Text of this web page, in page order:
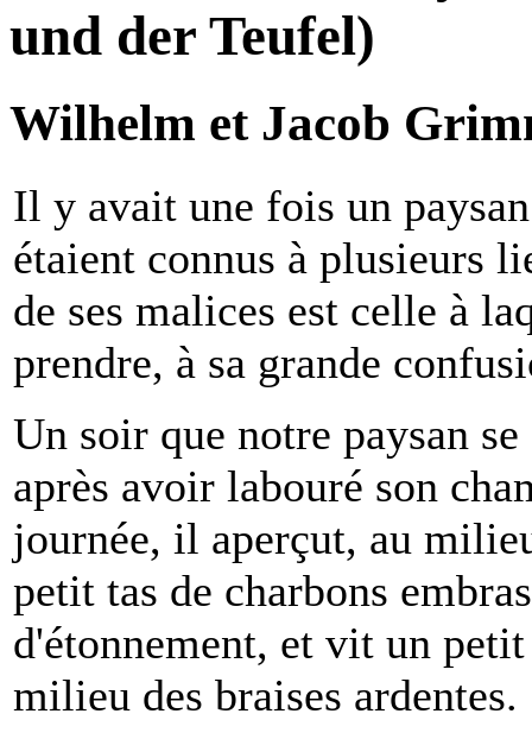
und der Teufel)
Wilhelm et Jacob
Il y avait une fois un
étaient connus à plusieurs
de ses malices est celle à
prendre, à sa grande
Un soir que notre paysan
après avoir labouré son
journée, il aperçut, au
petit tas de charbons
d'étonnement, et vit un
milieu des braises ardentes.